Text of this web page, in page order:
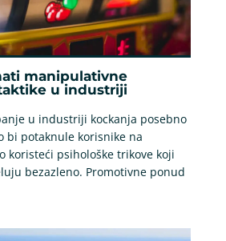
manipulativne
u industriji
u industriji kockanja posebno
bi potaknule korisnike na
koristeći psihološke trikove koji
bezazleno. Promotivne ponud